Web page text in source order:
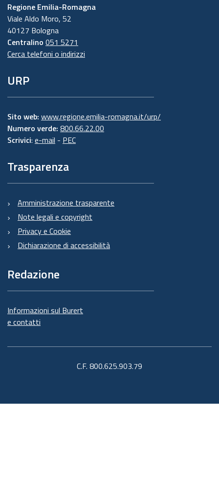
Regione Emilia-Romagna
Viale Aldo Moro, 52
40127 Bologna
Centralino 051 5271
Cerca telefoni o indirizzi
URP
Sito web: www.regione.emilia-romagna.it/urp/
Numero verde: 800.66.22.00
Scrivici: e-mail - PEC
Trasparenza
Amministrazione trasparente
Note legali e copyright
Privacy e Cookie
Dichiarazione di accessibilità
Redazione
Informazioni sul Burert
e contatti
C.F. 800.625.903.79